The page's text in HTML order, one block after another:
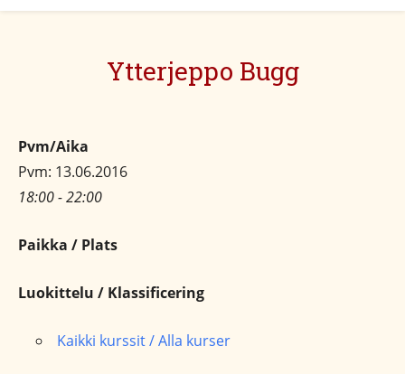
Ytterjeppo Bugg
Pvm/Aika
Pvm: 13.06.2016
18:00 - 22:00
Paikka / Plats
Luokittelu / Klassificering
Kaikki kurssit / Alla kurser